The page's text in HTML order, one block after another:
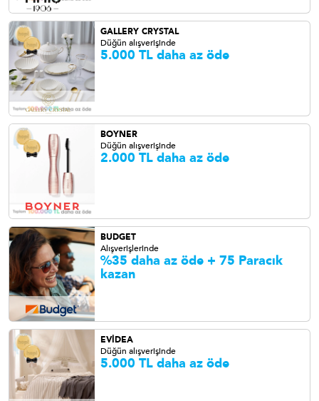
GALLERY CRYSTAL
Düğün alışverişinde
5.000 TL daha az öde
BOYNER
Düğün alışverişinde
2.000 TL daha az öde
BUDGET
Alışverişlerinde
%35 daha az öde + 75 Paracık
kazan
EVİDEA
Düğün alışverişinde
5.000 TL daha az öde